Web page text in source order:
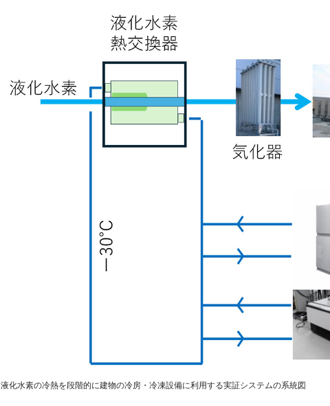
液化水素の冷熱を段階的に建物の冷房・冷凍設備に利用する実証システムの系統図